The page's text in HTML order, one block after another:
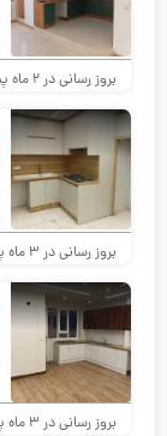
بروز رسانی در ۲ ماه پیش
بروز رسانی در ۳ ماه پیش
بروز رسانی در ۳ ماه پیش